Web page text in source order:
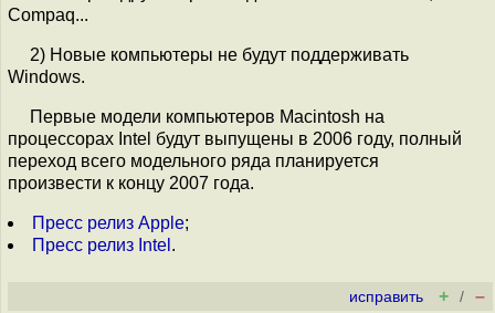
Compaq...
2) Новые компьютеры не будут поддерживать
Windows.
Первые модели компьютеров Macintosh на
процессорах Intel будут выпущены в 2006 году, полный
переход всего модельного ряда планируется
произвести к концу 2007 года.
Пресс релиз Apple;
Пресс релиз Intel .
исправить + / –